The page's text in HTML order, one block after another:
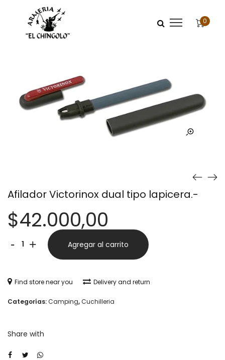
0
Afilador Victorinox dual tipo lapicera.-
$42.000,00
-Afilador
Victorinox
tipo
lapicera.-
+ Agregar al carrito
Find store near you Delivery and return
Categorías:Camping,Cuchilleria
Share with